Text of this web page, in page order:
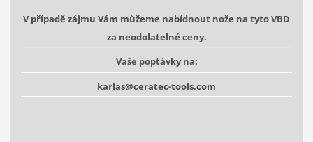
V případě zájmu Vám můžeme nabídnout nože na tyto VBD
za neodolatelné ceny.
Vaše poptávky na:
karlas@ceratec-tools.com